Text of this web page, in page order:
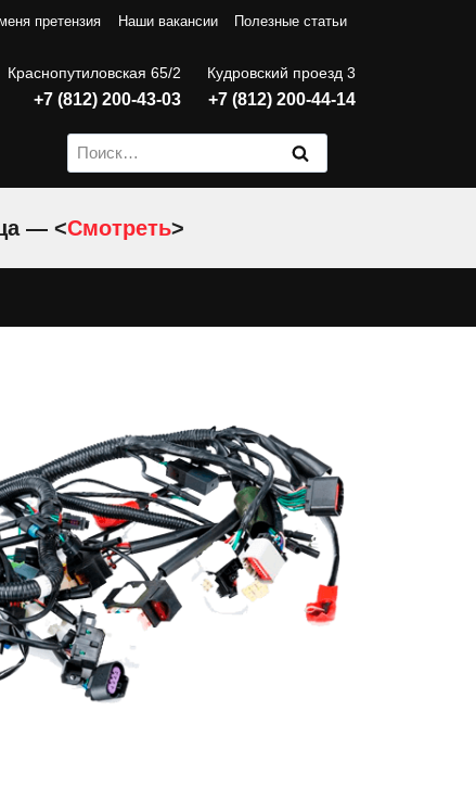
претензия Наши вакансии Полезные статьи
Краснопутиловская 65/2
+7 (812) 200-43-03
Кудровский проезд 3
+7 (812) 200-44-14
Найти:
— <Смотреть>